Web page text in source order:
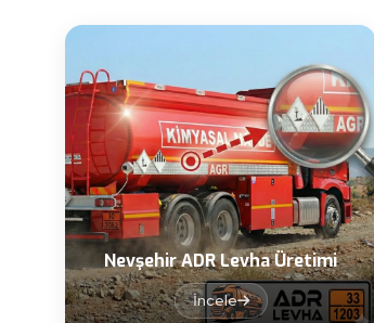
Nevşehir ADR Levha Üretimi
İncele